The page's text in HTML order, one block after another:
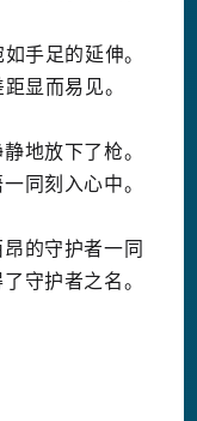
手足的延伸。
显而易见。
地放下了枪。
同刻入心中。
的守护者一同
守护者之名。